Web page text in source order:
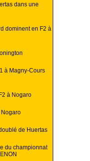
dans une
dominent en F2 à
à Magny-Cours
à Nogaro
Nogaro
de Huertas
du championnat